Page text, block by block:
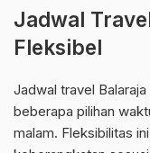
Jadwal
Fleksibel
Jadwal travel
beberapa pilihan
malam. Fleksibilitas